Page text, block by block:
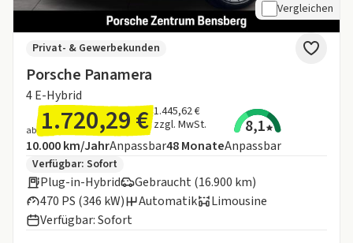
Vergleichen
Porsche Panamera
4 E-Hybrid
Privat- & Gewerbekunden
ab 1.720,29 € 1.445,62 €
zzgl. MwSt.
8,1
Angebotsdetails:
Inklusive Laufleistung
10.000 km/JahrAnpassbarLaufzeit
48MonateAnpassbar
Zusätzliche Fahrzeuginformationen:
Verfügbar: Sofort
Plug-in-Hybrid
Gebraucht (16.900 km)
470 PS (346 kW)
Automatik
Limousine
Verfügbar: Sofort